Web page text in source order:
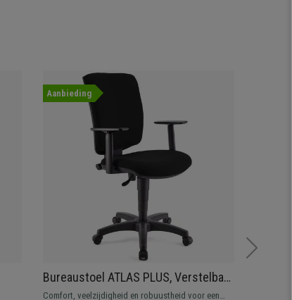
Aanbieding
Bureaustoel ATLAS PLUS, Verstelbare
Armleuning en Rugleuning, Dikke
Comfort, veelzijdigheid en robuustheid voor een